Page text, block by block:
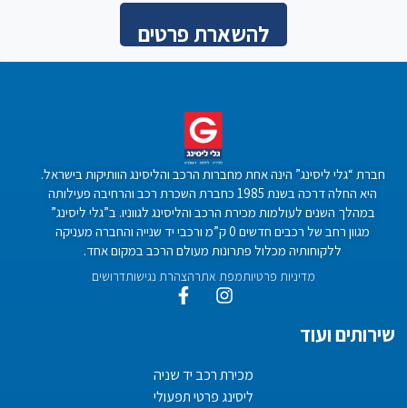
להשארת פרטים
חברת “גלי ליסינג” הינה אחת מחברות הרכב והליסינג הוותיקות בישראל.
היא החלה דרכה בשנת 1985 כחברת השכרת רכב והרחיבה פעילותה
במהלך השנים לעולמות מכירת הרכב והליסינג לגווניו. ב”גלי ליסינג”
מגוון רחב של רכבים חדשים 0 ק”מ ורכבי יד שנייה והחברה מעניקה
ללקוחותיה מכלול פתרונות מעולם הרכב במקום אחד.
מדיניות פרטיותמפת אתרהצהרת נגישותדרושים
שירותים ועוד
מכירת רכב יד שניה
ליסינג פרטי תפעולי